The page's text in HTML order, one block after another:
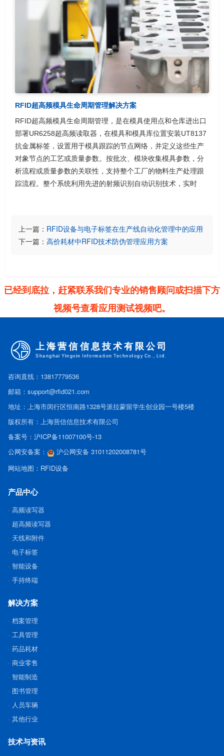
RFID超高频模具生命周期管理解决方案
RFID超高频模具生命周期管理，是在模具使用点和仓库进出口
部署UR6258超高频读取器，在模具和模具库位置安装UT8137
抗金属标签，设置用于模具跟踪的节点网络，并定义这些生产
对象节点的工艺或质量参数。按批次、模块收集模具参数，分
析流程或质量参数的关联性，支持整个工厂的物料生产处理跟
踪流程。整个系统利用先进的射频识别自动识别技术，实时
上一篇： RFID设备与电子标签在生产线自动化管理中的应用
下一篇： 高价耗材中RFID技术防伪管理应用方案
已经到底拉，赶紧联系我们专业的销售顾问或扫描下方
视频号查看应用测试视频吧。
咨询直线：13817779536
邮箱：support@rfid021.com
地址：上海市闵行区恒南路1328号派拉蒙留学生创业园一号楼5楼
版权所有：上海营信信息技术有限公司
备案号： 沪ICP备11007100号-13
公网安备案：
沪公网安备 31011202008781号
网站地图： RFID设备
产品中心
高频读写器
超高频读写器
天线和附件
电子标签
智能设备
手持终端
解决方案
档案管理
工具管理
药品耗材
商业零售
智能制造
图书管理
人员车辆
其他行业
技术与资讯